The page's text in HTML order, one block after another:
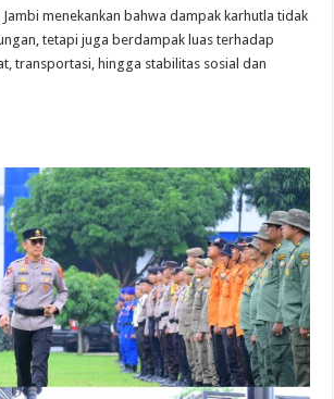
menekankan bahwa dampak karhutla tidak
tetapi juga berdampak luas terhadap
transportasi, hingga stabilitas sosial dan